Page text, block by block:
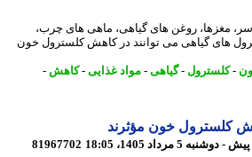
روغن های گیاهی، ماهی های چرب،
گیاهی می توانند در کاهش کلسترول خون
کلسترول-گیاهی-مواد غذایی- کاهش-
خون مؤثرند
81967702